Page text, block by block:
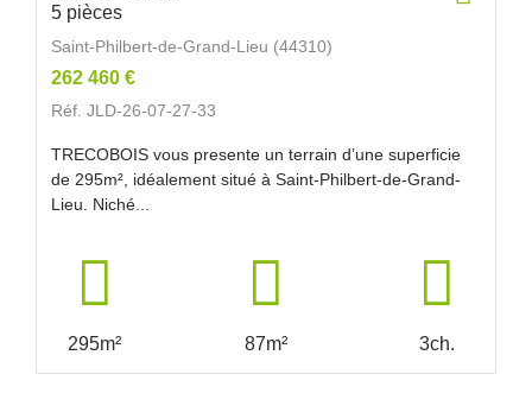
5 pièces
Saint-Philbert-de-Grand-Lieu (44310)
262 460 €
Réf. JLD-26-07-27-33
TRECOBOIS vous presente un terrain d’une superficie
de 295m², idéalement situé à Saint-Philbert-de-Grand-
Lieu. Niché...
295m² 87m² 3ch.